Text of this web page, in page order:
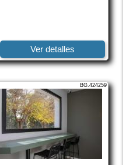
Ver detalles
BG.424259